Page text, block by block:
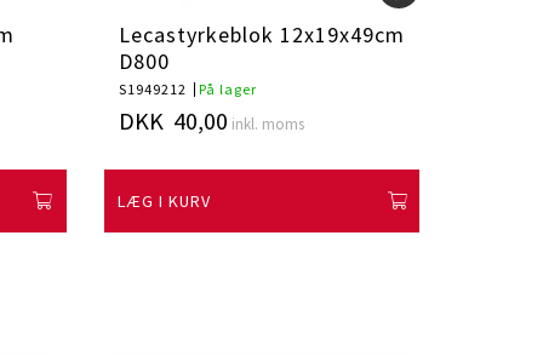
Lecastyrkeblok 12x19x49cm
D800
S1949212 På lager
DKK 40,00 inkl. moms
LÆG I KURV